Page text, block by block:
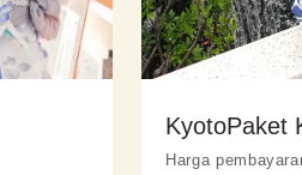
KyotoPaket
Harga